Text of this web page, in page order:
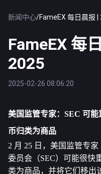
新闻中心/FameEX 每日晨报
FameEX 每
2025
2025-02-26 08:06:20
美国监管专家：SEC 可
币归类为商品
2 月 25 日，美国监管专
委员会（SEC）可能很快
类为商品，并将它们移出